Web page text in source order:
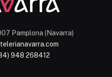
Pamplona (Navarra)
948 268412